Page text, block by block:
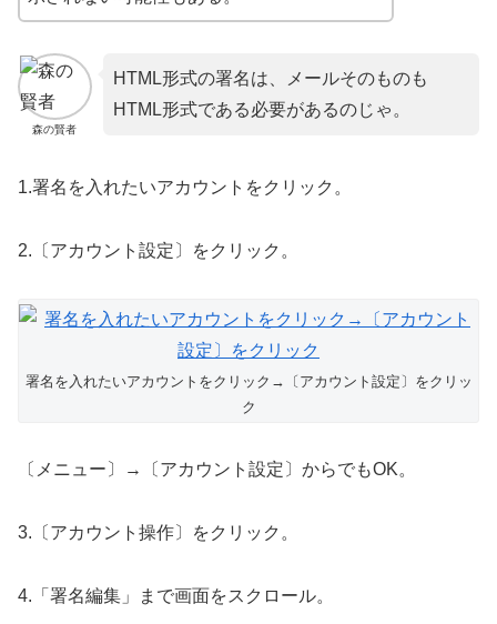
森の賢者
HTML形式の署名は、メールそのものも
HTML形式である必要があるのじゃ。
1.署名を入れたいアカウントをクリック。
2.〔アカウント設定〕をクリック。
署名を入れたいアカウントをクリック→〔アカウント設定〕をクリッ
ク
〔メニュー〕→〔アカウント設定〕からでもOK。
3.〔アカウント操作〕をクリック。
4.「署名編集」まで画面をスクロール。